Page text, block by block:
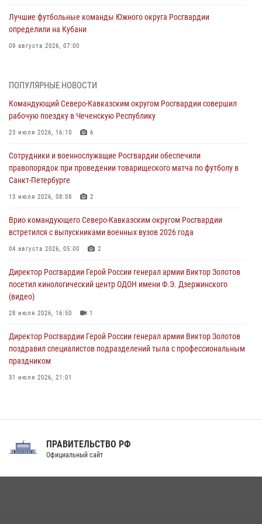
Лучшие футбольные команды Южного округа Росгвардии
определили на Кубани
09 августа 2026, 07:00
(видео)
Росгвардейцы провели занятие по стрелковой подготовке для
воспитанников Центра детского, юношеского туризма и
09 августа 2026, 05:00
В регионах Урала бойцам Росгвардии в зону СВО передали свежие
тиражи газет
Всероссийская ведомственная акции «Каникулы с Росгвардией
проходит в Сибири
ПОПУЛЯРНЫЕ НОВОСТИ
Командующий Северо-Кавказским округом Росгвардии совершил
рабочую поездку в Чеченскую Республику
23 июля 2026, 16:10 6
Сотрудники и военнослужащие Росгвардии обеспечили
правопорядок при проведении товарищеского матча по футболу в
Санкт-Петербурге
13 июля 2026, 08:08 2
Врио командующего Северо-Кавказским округом Росгвардии
встретился с выпускниками военных вузов 2026 года
04 августа 2026, 05:00 2
Директор Росгвардии Герой России генерал армии Виктор Золотов
посетил кинологический центр ОДОН имени Ф.Э. Дзержинского
(видео)
28 июля 2026, 16:50 1
Директор Росгвардии Герой России генерал армии Виктор Золотов
поздравил специалистов подразделений тыла с профессиональным
праздником
31 июля 2026, 21:01
Праздник «Один день с Росгвардией» к 105-летию Центрального
ПРАВИТЕЛЬСТВО РФ
Официальный сайт